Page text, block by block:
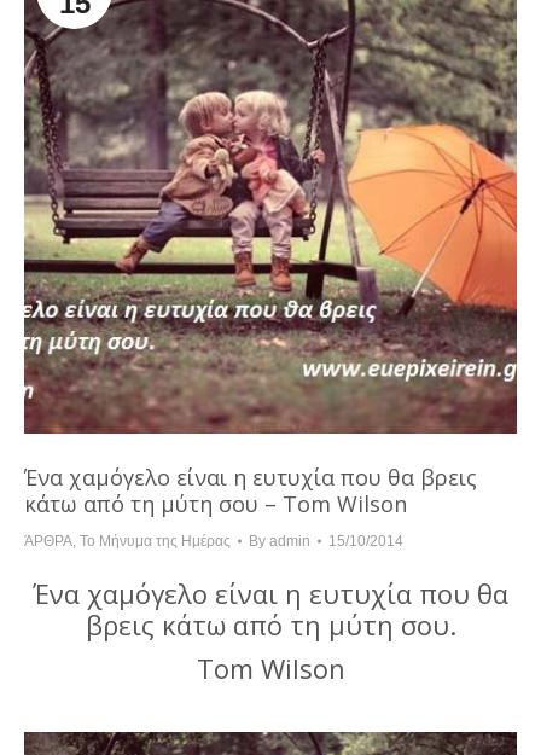
Ένα χαμόγελο είναι η ευτυχία που θα βρεις
κάτω από τη μύτη σου – Tom Wilson
ΆΡΘΡΑ Το Μήνυμα της Ημέρας By admin 15/10/2014
Ένα χαμόγελο είναι η ευτυχία που θα
βρεις κάτω από τη μύτη σου.
Tom Wilson